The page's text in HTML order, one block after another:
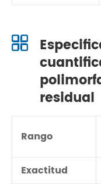
residual
Rango
Exactitud